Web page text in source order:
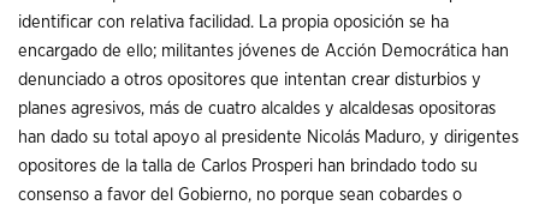
identificar con relativa facilidad. La propia oposición se ha
encargado de ello; militantes jóvenes de Acción Democrática han
denunciado a otros opositores que intentan crear disturbios y
planes agresivos, más de cuatro alcaldes y alcaldesas opositoras
han dado su total apoyo al presidente Nicolás Maduro, y dirigentes
opositores de la talla de Carlos Prosperi han brindado todo su
consenso a favor del Gobierno, no porque sean cobardes o